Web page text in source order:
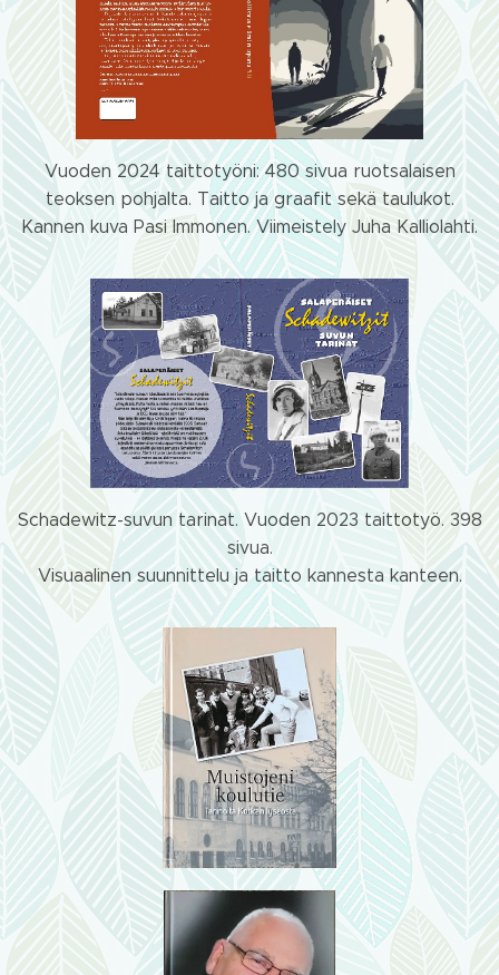
Vuoden 2024 taittotyöni: 480 sivua ruotsalaisen
teoksen pohjalta. Taitto ja graafit sekä taulukot.
Kannen kuva Pasi Immonen. Viimeistely Juha Kalliolahti.
Schadewitz-suvun tarinat. Vuoden 2023 taittotyö. 398
sivua.
Visuaalinen suunnittelu ja taitto kannesta kanteen.